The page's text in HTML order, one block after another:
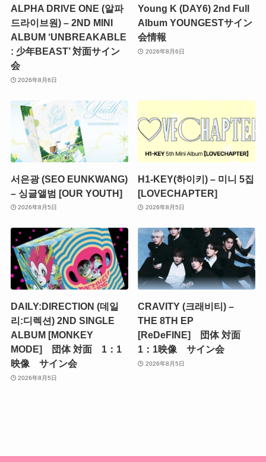
ALPHA DRIVE ONE (알파
드라이브원) – 2ND MINI
ALBUM ‘UNBREAKABLE
: 少年BEAST’ 対面サイン
会
2026年8月6日
Young K (DAY6) 2nd Full
Album YOUNGESTサイン
会情報
2026年8月6日
서은광 (SEO EUNKWANG)
– 싱글앨범 [OUR YOUTH]
2026年8月5日
H1-KEY(하이키) – 미니 5집
[LOVECHAPTER]
2026年8月5日
DAILY:DIRECTION (데일
리:디렉션) 2ND SINGLE
ALBUM [MONKEY
MODE] 団体 対面 1：1
映像 サイン会
2026年8月5日
CRAVITY (크래비티) –
THE 8TH EP
[ReDeFINE] 団体 対面
1：1映像 サイン会
2026年8月5日